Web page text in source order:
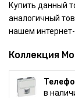
Купить данный
аналогичный
нашем
Коллекция
в